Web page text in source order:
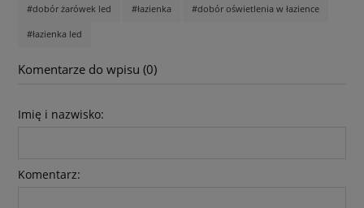
#dobór żarówek led #łazienka #dobór oświetlenia w łazience
#łazienka led
Komentarze do wpisu (0)
Imię i nazwisko:
Komentarz: